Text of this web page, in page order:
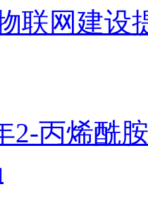
联网建设
2-丙烯酰